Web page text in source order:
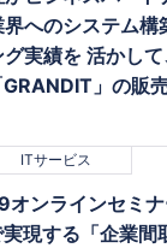
界へのシステム構
グ実績を 活かし
GRANDIT」の販
ITサービス
オンラインセミ
実現する「企業間